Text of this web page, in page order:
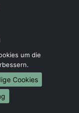
um die
Cookies